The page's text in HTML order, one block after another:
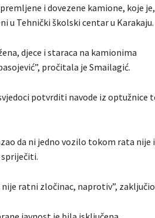
i dovezene kamione, koje
u Tehnički školski centar u Karakaju.
djece i staraca na kamionima
pročitala je Smailagić.
potvrditi navode iz optužnice
da ni jedno vozilo tokom rata nije
nije ratni zločinac, naprotiv”,